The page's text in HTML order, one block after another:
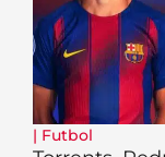
| Futbol